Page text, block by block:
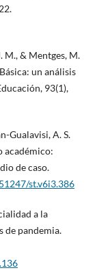
M., & Mentges, M.
un análisis
93(1),
Gualavisi, A. S.
académico:
de caso.
st.v6i3.386
a la
de pandemia.